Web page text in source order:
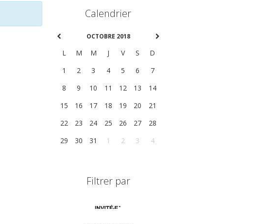
Calendrier
OCTOBRE 2018
L M M J V S
D
1
2 3 4 5 6
7
8
9 10 11 12 13
14
15
16 17 18 19 20
21
22
23 24 25 26 27
28
29
30 31 1 2 3 4
Filtrer par